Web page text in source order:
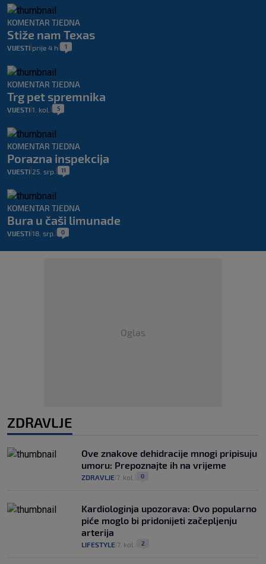
KOMENTAR TJEDNA
Stiže nam Texas
VIJESTI prije 4 h 1
KOMENTAR TJEDNA
Trg pet spremnika
VIJESTI 1. kol. 5
KOMENTAR TJEDNA
Porazna inspekcija
VIJESTI 25. srp. 11
KOMENTAR TJEDNA
Bura u čaši limunade
VIJESTI 18. srp. 0
Oglas
ZDRAVLJE
Ove znakove dehidracije mnogi pripisuju
umoru: Prepoznajte ih na vrijeme
ZDRAVLJE 7. kol. 0
Kardiologinja upozorava: Ovo popularno
piće moglo bi pridonijeti začepljenju
arterija
LIFESTYLE 7. kol. 2